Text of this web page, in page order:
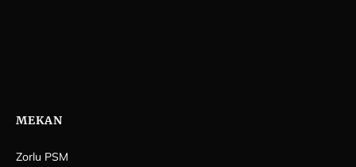
MEKAN
Zorlu PSM